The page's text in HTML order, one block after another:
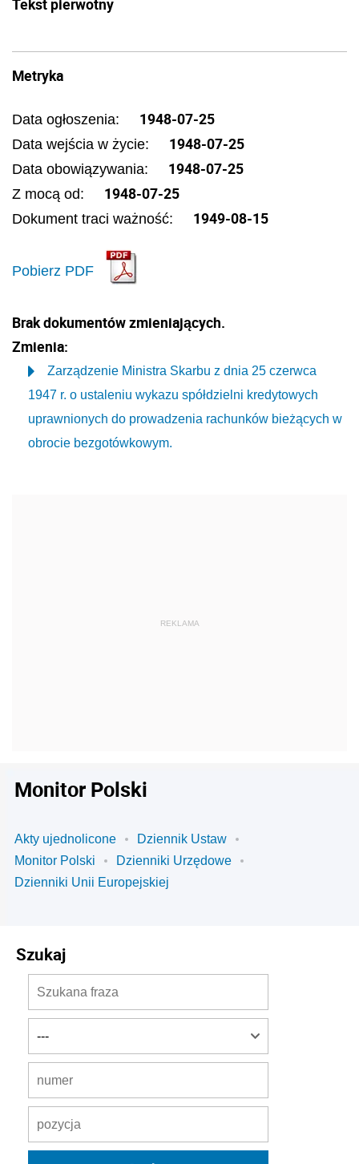
Tekst pierwotny
Metryka
Data ogłoszenia: 1948-07-25
Data wejścia w życie: 1948-07-25
Data obowiązywania: 1948-07-25
Z mocą od: 1948-07-25
Dokument traci ważność: 1949-08-15
Pobierz PDF
Brak dokumentów zmieniających.
Zmienia:
Zarządzenie Ministra Skarbu z dnia 25 czerwca
1947 r. o ustaleniu wykazu spółdzielni kredytowych
uprawnionych do prowadzenia rachunków bieżących w
obrocie bezgotówkowym.
Monitor Polski
Akty ujednolicone
Dziennik Ustaw
Monitor Polski
Dzienniki Urzędowe
Dzienniki Unii Europejskiej
Szukaj